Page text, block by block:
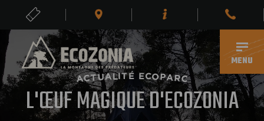
FR
MENU
BILLETS
ACTUALITÉ ECOPARC
L'ŒUF MAGIQUE D'ECOZONIA